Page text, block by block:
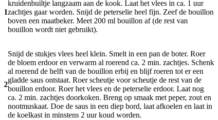
1
kruidenbuiltje langzaam aan de kook. Laat het vlees in ca. 1 uur
zachtjes gaar worden. Snijd de peterselie heel fijn. Zeef de bouillon
boven een maatbeker. Meet 200 ml bouillon af (de rest van
bouillon wordt niet gebruikt).
2
Snijd de stukjes vlees heel klein. Smelt in een pan de boter. Roer
de bloem erdoor en verwarm al roerend ca. 2 min. zachtjes. Schenk
al roerend de helft van de bouillon erbij en blijf roeren tot er een
gladde saus ontstaat. Roer scheutje voor scheutje de rest van de
bouillon erdoor. Roer het vlees en de peterselie erdoor. Laat nog
ca. 2 min. zachtjes doorkoken. Breng op smaak met peper, zout en
nootmuskaat. Doe de saus in een diep bord, laat afkoelen en laat in
de koelkast in minstens 2 uur koud worden.